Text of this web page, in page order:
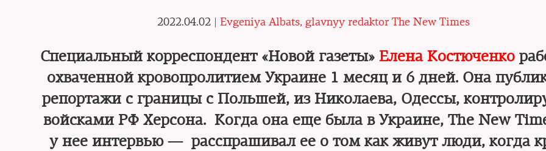
2022.04.02 | Evgeniya Albats, glavnyy redaktor The New Times
Специальный корреспондент «Новой газеты» Елена Костюченко
охваченной кровопролитием Украине 1 месяц и 6 дней. Она
репортажи с границы с Польшей, из Николаева, Одессы,
войсками РФ Херсона. Когда она еще была в Украине, The New
у нее интервью — расспрашивал ее о том как живут люди, когда